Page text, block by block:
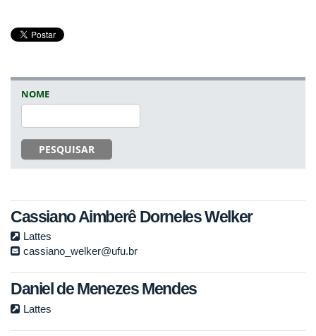
NOME
PESQUISAR
Cassiano Aimberê Dorneles Welker
Lattes
cassiano_welker@ufu.br
Daniel de Menezes Mendes
Lattes